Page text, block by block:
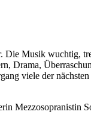
Musik wuchtig,
Drama,
viele der
Mezzosopranistin